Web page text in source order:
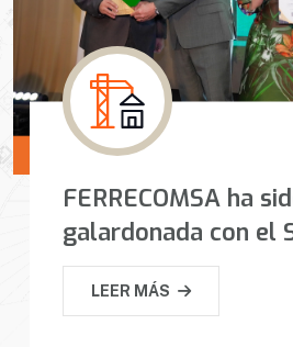
FERRECOMSA ha
galardonada con el
LEER MÁS